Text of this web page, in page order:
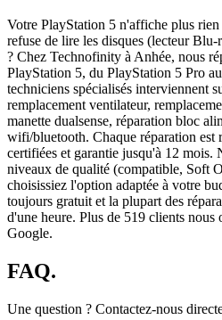
Votre PlayStation 5 n'affiche plus
refuse de lire les disques (lecteur
? Chez Technofinity à Anhée, nous
PlayStation 5, du PlayStation 5 Pro
techniciens spécialisés interviennent
remplacement ventilateur,
manette dualsense, réparation bloc
wifi/bluetooth. Chaque réparation est
certifiées et garantie jusqu'à 12 mois.
niveaux de qualité (compatible, Soft
choisissiez l'option adaptée à votre
toujours gratuit et la plupart des
d'une heure. Plus de 519 clients
Google.
FAQ.
Une question ? Contactez-nous